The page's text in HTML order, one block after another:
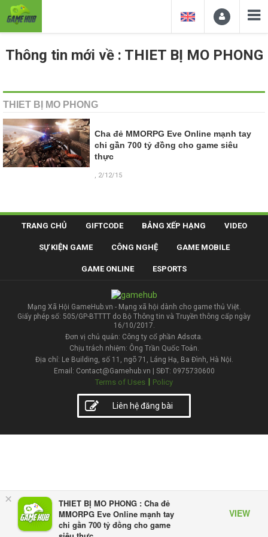
×
THIET BỊ MO PHONG : Cha đẻ
MMORPG Eve Online mạnh tay
chi gần 700 tỷ đồng cho game
VIEW
Thông tin mới về : THIET BỊ MO PHONG
THIET BỊ MO PHONG
Cha đẻ MMORPG Eve Online mạnh tay
chi gần 700 tỷ đồng cho game siêu
thực
, 2/12/15
TRANG CHỦ GIFTCODE BẢNG XẾP HẠNG VIDEO
SỰ KIỆN GAME CÔNG NGHỆ GAME MOBILE
GAME ONLINE ESPORTS
Mạng Xã Hội GameHub.vn - Mạng xã hội dành cho game thủ Việt.
Giấy phép số: 505/GP-BTTTT do Bộ Thông tin và Truyền thông cấp ngày
16/10/2017.
Đơn vị chủ quản: Công ty cổ phần Adsota.
Chịu trách nhiệm: Ông Trần Quốc Toản.
Địa chỉ: Le Building, số 11, ngõ 71, Láng Hạ, Ba Đình, Hà Nội.
Email: Contact@Gamehub.vn | SĐT: 0975730600
Terms of Uses | Policy
Liên hệ đăng bài